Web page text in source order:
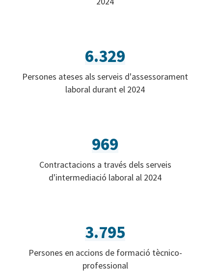
6.329
Persones ateses als serveis d'assessorament
laboral durant el 2024
969
Contractacions a través dels serveis
d'intermediació laboral al 2024
3.795
Persones en accions de formació tècnico-
professional